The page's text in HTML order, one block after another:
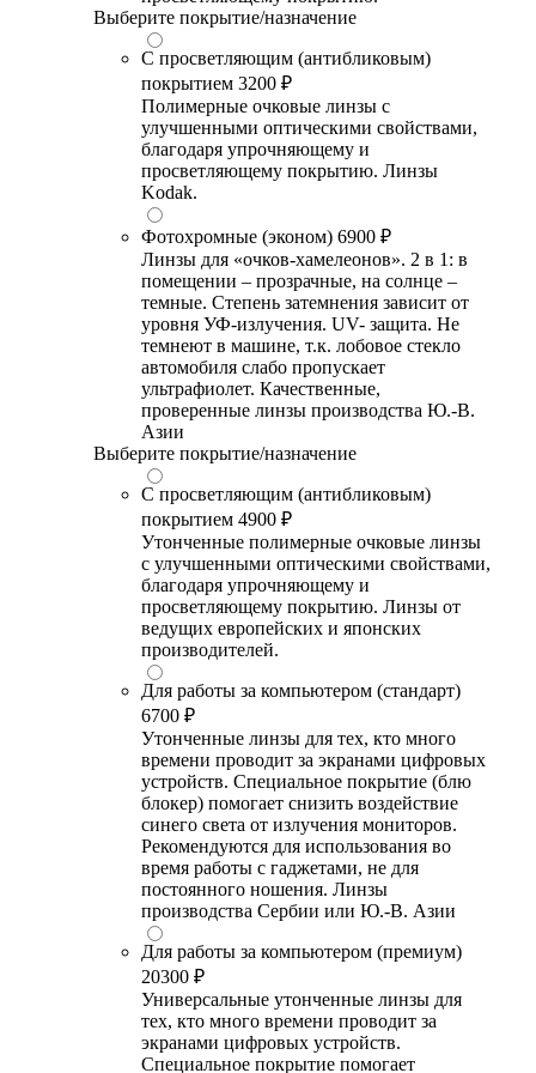
Выберите покрытие/назначение
С просветляющим (антибликовым)
покрытием 3200 ₽
Полимерные очковые линзы с
улучшенными оптическими свойствами,
благодаря упрочняющему и
просветляющему покрытию. Линзы
Kodak.
Фотохромные (эконом) 6900 ₽
Линзы для «очков-хамелеонов». 2 в 1: в
помещении – прозрачные, на солнце –
темные. Степень затемнения зависит от
уровня УФ-излучения. UV- защита. Не
темнеют в машине, т.к. лобовое стекло
автомобиля слабо пропускает
ультрафиолет. Качественные,
проверенные линзы производства Ю.-В.
Азии
Выберите покрытие/назначение
С просветляющим (антибликовым)
покрытием 4900 ₽
Утонченные полимерные очковые линзы
с улучшенными оптическими свойствами,
благодаря упрочняющему и
просветляющему покрытию. Линзы от
ведущих европейских и японских
производителей.
Для работы за компьютером (стандарт)
6700 ₽
Утонченные линзы для тех, кто много
времени проводит за экранами цифровых
устройств. Специальное покрытие (блю
блокер) помогает снизить воздействие
синего света от излучения мониторов.
Рекомендуются для использования во
время работы с гаджетами, не для
постоянного ношения. Линзы
производства Сербии или Ю.-В. Азии
Для работы за компьютером (премиум)
20300 ₽
Универсальные утонченные линзы для
тех, кто много времени проводит за
экранами цифровых устройств.
Специальное покрытие помогает